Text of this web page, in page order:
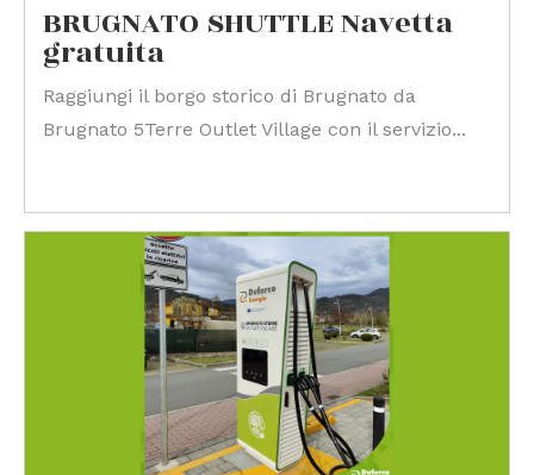
BRUGNATO SHUTTLE Navetta
gratuita
Raggiungi il borgo storico di Brugnato da
Brugnato 5Terre Outlet Village con il servizio...